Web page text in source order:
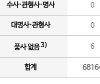
수사·관형사·명사 0
대명사·관형사 0
품사 없음3) 6
합계